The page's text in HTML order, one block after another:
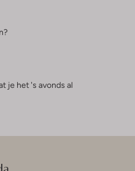
je het 's avonds al